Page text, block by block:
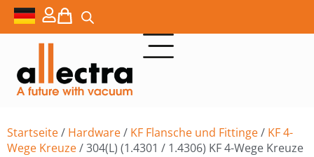
Startseite/ Hardware/ KF Flansche und Fittinge/ KF 4-
Wege Kreuze/ 304(L) (1.4301 / 1.4306) KF 4-Wege Kreuze